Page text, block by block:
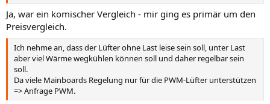
Ja, war ein komischer Vergleich - mir ging es primär um den
Preisvergleich.
Ich nehme an, dass der Lüfter ohne Last leise sein soll, unter Last
aber viel Wärme wegkühlen können soll und daher regelbar sein
soll.
Da viele Mainboards Regelung nur für die PWM-Lüfter unterstützen
=> Anfrage PWM.